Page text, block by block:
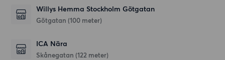
Willys Hemma Stockholm Götgatan
Götgatan (100 meter)
ICA Nära
Skånegatan (122 meter)